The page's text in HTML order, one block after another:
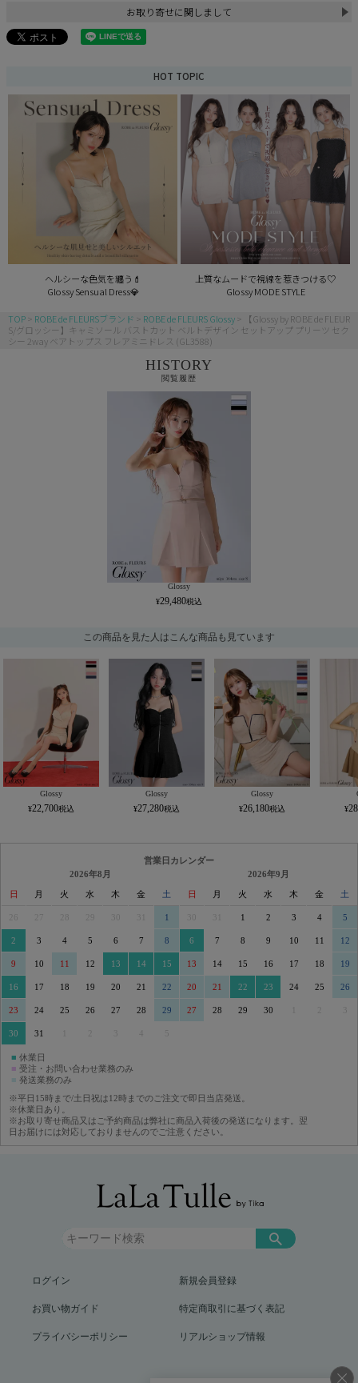
お取り寄せに関しまして
HOT TOPIC
ヘルシーな色気を纏う💄
Glossy Sensual Dress💎
上質なムードで視線を惹きつける♡
Glossy MODE STYLE
TOP ROBE de FLEURSブランド ROBE de FLEURS Glossy
【Glossy by ROBE de FLEUR
S/グロッシー】キャミソール バストカット ベルトデザイン セットアップ プリーツ セク
シー 2way ベアトップス フレアミニドレス (GL3588)
HISTORY
閲覧履歴
Glossy
29,480
この商品を見た人はこんな商品も見ています
Glossy
22,700
Glossy
27,280
Glossy
26,180
営業日カレンダー
2026年8月
日 月 火 水 木 金 土
1
2 3 4 5 6 7 8
9 10 11 12 13 14 15
16 17 18 19 20 21 22
23 24 25 26 27 28 29
30 31 5
2026年9月
日 月 火 水 木 金 土
1 2 3 4 5
6 7 8 9 10 11 12
13 14 15 16 17 18 19
20 21 22 23 24 25 26
27 28 29 30
■ 休業日
■ 受注・お問い合わせ業務のみ
■ 発送業務のみ
※平日15時まで/土日祝は12時までのご注文で即日当店発送。
※休業日あり。
※お取り寄せ商品又はご予約商品は弊社に商品入荷後の発送になります。翌
日お届けには対応しておりませんのでご注意ください。
ログイン 新規会員登録
お買い物ガイド 特定商取引に基づく表記
プライバシーポリシー リアルショップ情報